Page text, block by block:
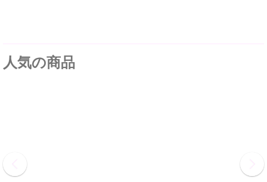
人気の商品